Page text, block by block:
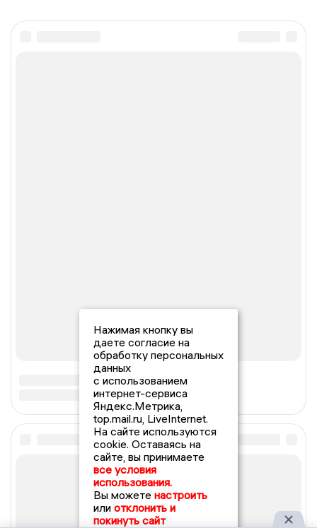
Нажимая кнопку вы
даете согласие на
обработку персональных
данных
с использованием
интернет-сервиса
Яндекс.Метрика,
top.mail.ru, LiveInternet.
На сайте используются
cookie. Оставаясь на
сайте, вы принимаете
все условия
использования.
Вы можете настроить
или отклонить и
покинуть сайт